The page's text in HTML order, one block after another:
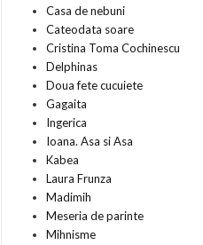
Casa de nebuni
Cateodata soare
Cristina Toma Cochinescu
Delphinas
Doua fete cucuiete
Gagaita
Ingerica
Ioana. Asa si Asa
Kabea
Laura Frunza
Madimih
Meseria de parinte
Mihnisme